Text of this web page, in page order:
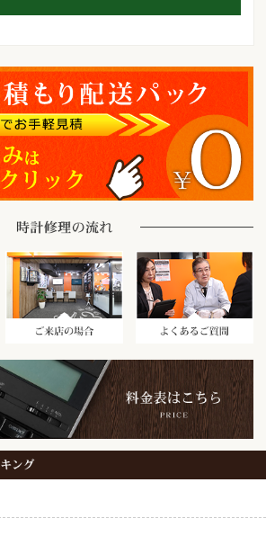
時計をお送りいただく場合ご来店の場合